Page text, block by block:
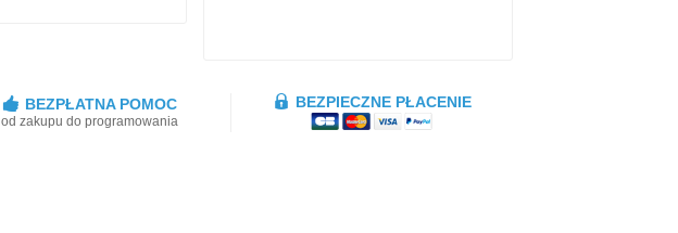
BEZPŁATNA POMOC
od zakupu do programowania
BEZPIECZNE PŁACENIE